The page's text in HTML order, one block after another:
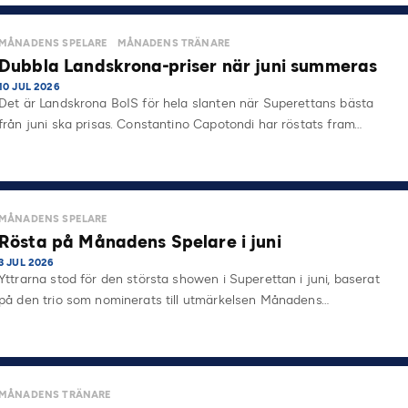
SPELARE MÅNADENS TRÄNARE
Landskrona-priser när juni summeras
JUL 2026
är Landskrona BoIS för hela slanten när Superettans bästa
juni ska prisas. Constantino Capotondi har röstats fram…
SPELARE
på Månadens Spelare i juni
JUL 2026
stod för den största showen i Superettan i juni, baserat
den trio som nominerats till utmärkelsen Månadens…
TRÄNARE